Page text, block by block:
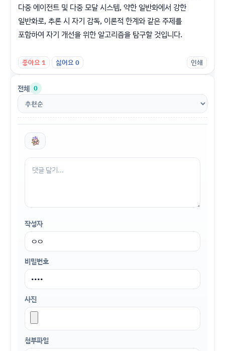
다중 에이전트 및 다중 모달 시스템, 약한 일반화에서 강한
일반화로, 추론 시 자기 감독, 이론적 한계와 같은 주제를
포함하여 자기 개선을 위한 알고리즘을 탐구할 것입니다.
좋아요1 싫어요0 인쇄
전체 0
작성자
비밀번호
사진
첨부파일